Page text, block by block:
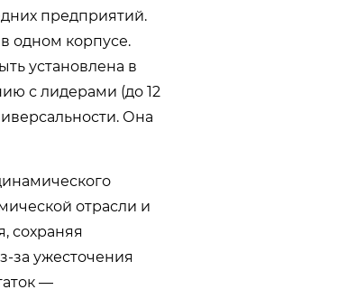
предприятий.
одном корпусе.
установлена в
с лидерами (до 12
Она
отрасли и
сохраняя
за ужесточения
—